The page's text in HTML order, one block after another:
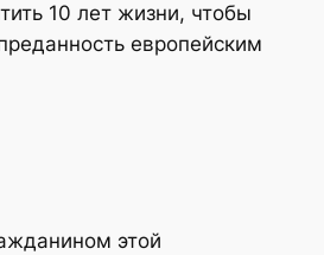
10 лет жизни, чтобы
европейским
этой